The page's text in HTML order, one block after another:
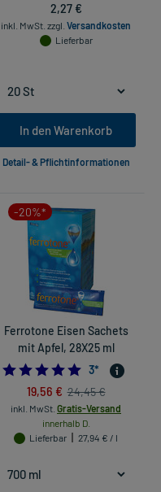
2,27 €
inkl. MwSt. zzgl. Versandkosten
Lieferbar
In den Warenkorb
Detail- & Pflichtinformationen
-20%*
Ferrotone Eisen Sachets
mit Apfel, 28X25 ml
5.0
3*
19,56 € 24,45 €
inkl. MwSt. Gratis-Versand
innerhalb D.
Lieferbar
27,94 € / l